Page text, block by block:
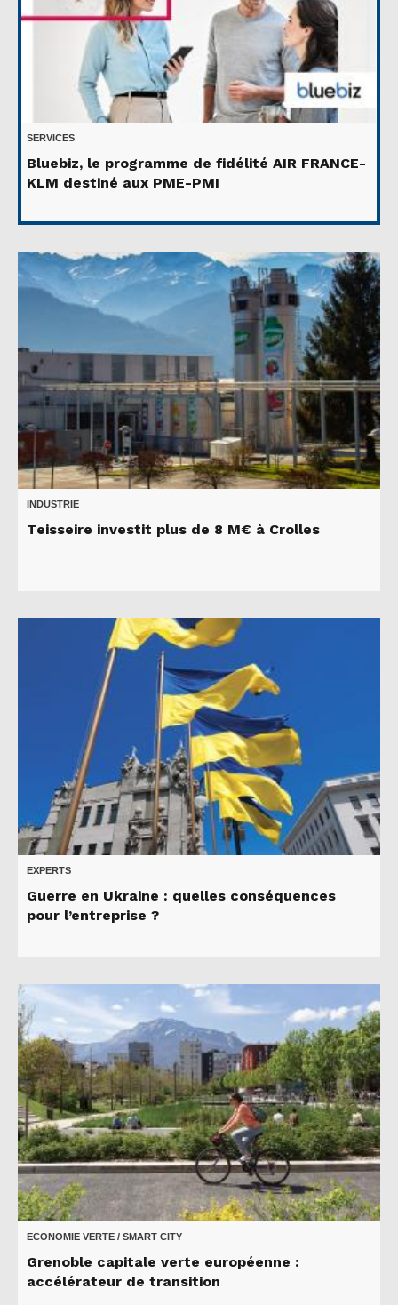
SERVICES
Bluebiz, le programme de fidélité AIR FRANCE-
KLM destiné aux PME-PMI
INDUSTRIE
Teisseire investit plus de 8 M€ à Crolles
EXPERTS
Guerre en Ukraine : quelles conséquences
pour l’entreprise ?
ECONOMIE VERTE / SMART CITY
Grenoble capitale verte européenne :
accélérateur de transition